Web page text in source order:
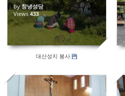
by창녕성당
Views433
대산성지 봉사